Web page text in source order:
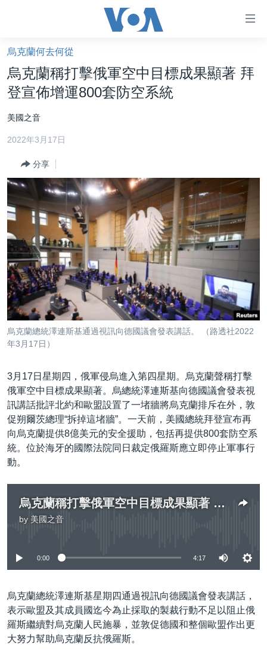
礙
鏈
接
跳
轉
內
轉
到
導
航
跳
轉
到
檢
索
美國大選2024
海外港人
新聞自由
揭謊頻道
美國
中國
國際
經貿
視頻
每日視頻新聞
美國專訊
視頻存檔
YOUTUBE頻道
音頻
新聞音頻
海外港人
港人港心
美國透視
國語
關注我們
烏克蘭何去何從
烏克蘭稱打擊俄軍空中目標成果顯著 拜
登宣佈增運800套防空系統
美國之音
2022年3月17日
分享
烏克蘭總統澤連斯基通過視訊向德國議會發表講話。 （路透社2022
年3月17日）
3月17日星期四，俄軍侵烏進入第四星期。烏克蘭聲稱打擊
俄軍空中目標成果顯著。烏總統澤連斯基向德國議會發表視
訊講話批評北約和歐盟設置了一堵牆將烏克蘭排斥在外，敦
促朔爾茨總理“拆掉這堵牆”。一天前，美國總統拜登宣布再
向烏克蘭提供8億美元的安全援助，包括再提供800套防空系
統。位於海牙的國際法院同日裁定俄羅斯應立即停止軍事行
動。
烏克蘭稱打擊俄軍空中目標成果顯著 拜登宣佈增運800套防空系統
by 美國之音
0:00 4:17
烏克蘭總統澤連斯基星期四通過視訊向德國議會發表講話，
表示歐盟及其成員國迄今為止採取的製裁行動不足以阻止俄
羅斯繼續對烏克蘭人民施暴，並敦促德國和整個歐盟作出更
大努力幫助烏克蘭反抗俄羅斯。